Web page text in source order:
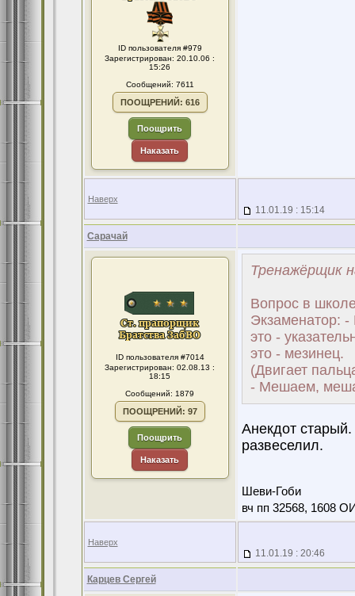
ID пользователя #979
Зарегистрирован: 20.10.06 :
15:26
Сообщений: 7611
ПООЩРЕНИЙ: 616
Поощрить
Наказать
Наверх
11.01.19 : 15:14
Сарачай
ID пользователя #7014
Зарегистрирован: 02.08.13 :
18:15
Сообщений: 1879
ПООЩРЕНИЙ: 97
Поощрить
Наказать
Тренажёрщик
Вопрос в
Экзаменатор:
это -
это - мезинец.
(Двигает
- Мешаем,
Анекдот
развеселил.
Шеви-Гоби
вч пп 32568, 1608
Наверх
11.01.19 : 20:46
Карцев Сергей